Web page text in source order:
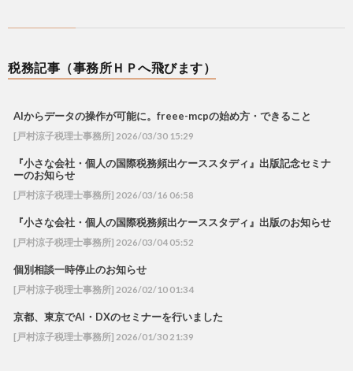
税務記事（事務所ＨＰへ飛びます）
AIからデータの操作が可能に。freee-mcpの始め方・できること
[戸村涼子税理士事務所] 2026/03/30 15:29
『小さな会社・個人の国際税務頻出ケーススタディ』出版記念セミナ
ーのお知らせ
[戸村涼子税理士事務所] 2026/03/16 06:58
『小さな会社・個人の国際税務頻出ケーススタディ』出版のお知らせ
[戸村涼子税理士事務所] 2026/03/04 05:52
個別相談一時停止のお知らせ
[戸村涼子税理士事務所] 2026/02/10 01:34
京都、東京でAI・DXのセミナーを行いました
[戸村涼子税理士事務所] 2026/01/30 21:39